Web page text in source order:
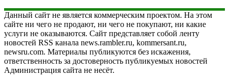
Данный сайт не является коммерческим проектом. На этом
сайте ни чего не продают, ни чего не покупают, ни какие
услуги не оказываются. Сайт представляет собой ленту
новостей RSS канала news.rambler.ru, kommersant.ru,
newsru.com. Материалы публикуются без искажения,
ответственность за достоверность публикуемых новостей
Администрация сайта не несёт.